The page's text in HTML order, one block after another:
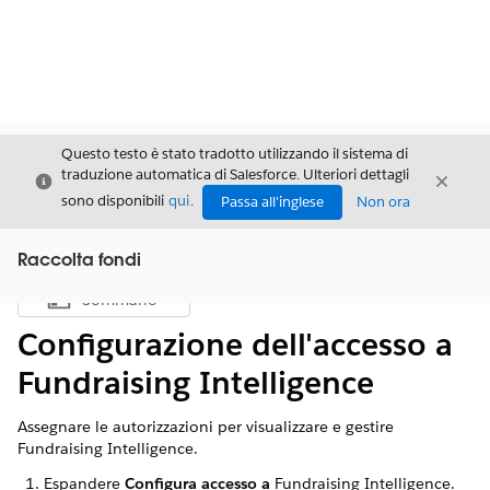
Chiudi
Questo testo è stato tradotto utilizzando il sistema di
traduzione automatica di Salesforce. Ulteriori dettagli
sono disponibili qui. Passa all'inglese Non ora
Chiudi
Raccolta fondi
Mostra sommario
Sommario
Configurazione dell'accesso a
Fundraising Intelligence
Assegnare le autorizzazioni per visualizzare e gestire
Fundraising Intelligence.
Espandere Configura accesso a Fundraising Intelligence.